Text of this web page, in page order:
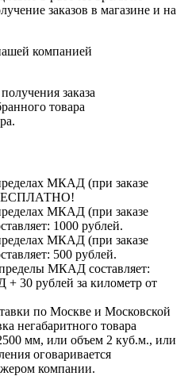
заказов в магазине и на
компанией
заказа
товара
МКАД (при заказе
БЕСПЛАТНО!
МКАД (при заказе
1000 рублей.
МКАД (при заказе
500 рублей.
МКАД составляет:
30 рублей за километр от
по Москве и Московской
негабаритного товара
мм, или объем 2 куб.м., или
оговаривается
компании.